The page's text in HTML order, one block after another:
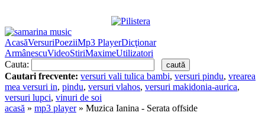
AcasăVersuriPoeziiMp3 PlayerDicţionar
ArmânescuVideoStiriMaximeUtilizatori
Cauta:
Cautari frecvente: versuri vali tulica bambi, versuri pindu, vrearea
mea versuri in, pindu, versuri vlahos, versuri makidonia-aurica,
versuri lupci, vinuri de soi
acasă » mp3 player» Muzica Ianina - Serata offside